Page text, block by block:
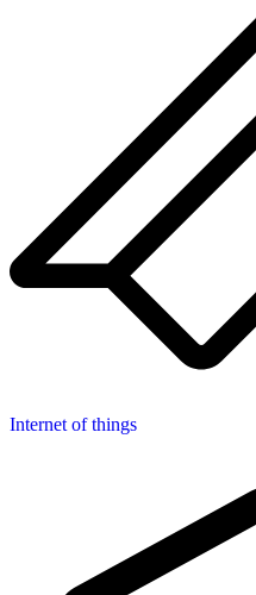
Internet of things